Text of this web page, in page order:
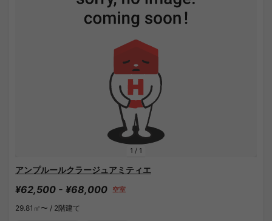
1 / 1
アンプルールクラージュアミティエ
¥62,500 - ¥68,000 空室
29.81㎡〜 / 2階建て